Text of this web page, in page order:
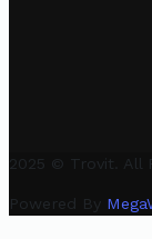
2025 © Trovit. All
Powered By